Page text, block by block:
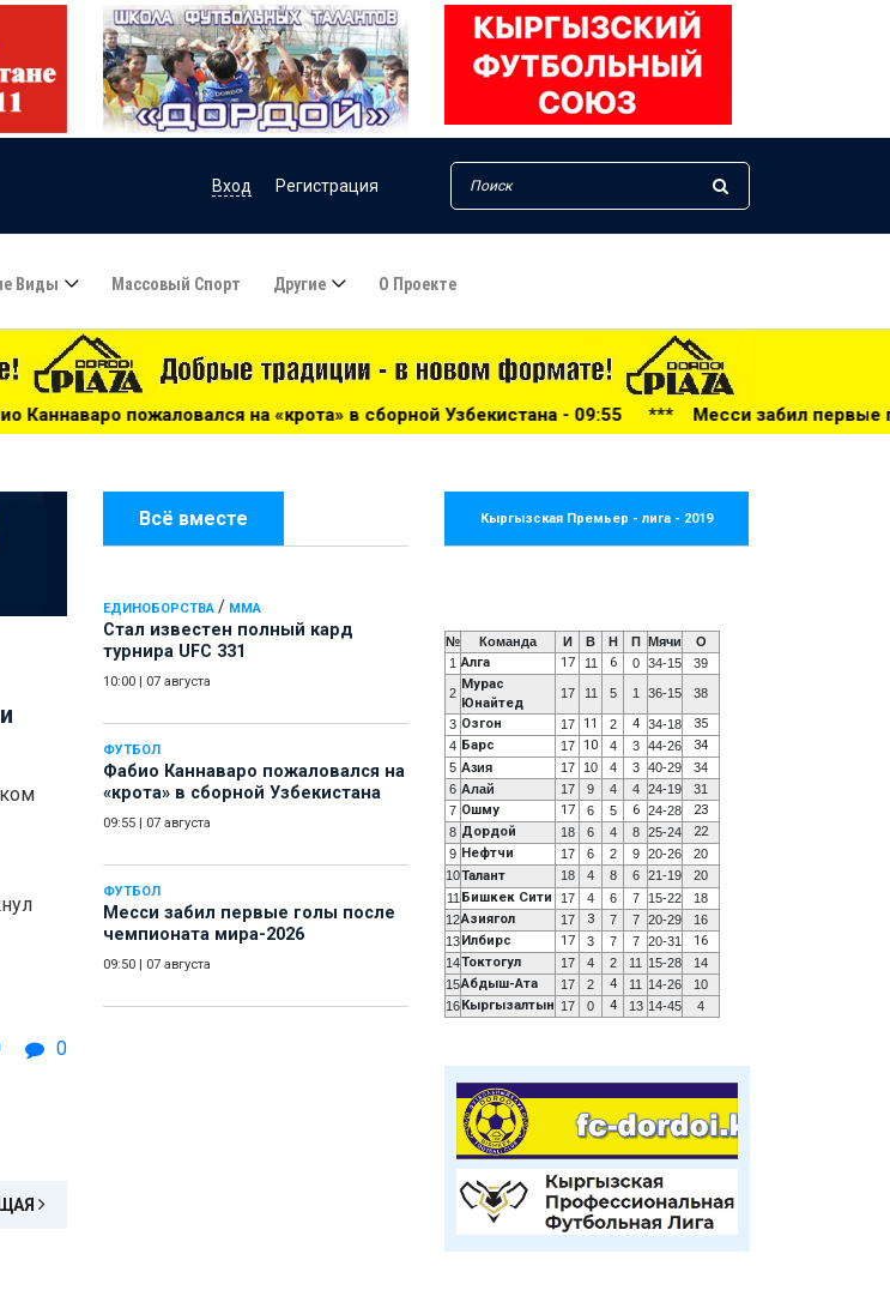
Вход Регистрация
Виды Массовый Спорт Другие О Проекте
на «крота» в сборной Узбекистана - 09:55 ***Месси забил первые голы после чемпионата
Всё вместе
ЕДИНОБОРСТВА / ММА
Стал известен полный кард
турнира UFC 331
10:00 07 августа
ФУТБОЛ
Фабио Каннаваро пожаловался на
«крота» в сборной Узбекистана
09:55 07 августа
ФУТБОЛ
Месси забил первые голы после
чемпионата мира-2026
09:50 07 августа
0
Кыргызская Премьер - лига - 2019
№ Команда И В Н П Мячи
О
1 Алга 17 11 6 0 34-15 39
2
Мурас
Юнайтед
17 11 5 1 36-15 38
3 Озгон 17 11 2 4 34-18 35
4 Барс 17 10 4 3 44-26 34
5 Азия 17 10 4 3 40-29
34
6 Алай 17 9 4 4 24-19
31
7 Ошму 17 6 5 6 24-28 23
8 Дордой 18 6 4 8 25-24 22
9 Нефтчи 17 6 2 9 20-26
20
10Талант 18 4 8 6 21-19
20
11 Бишкек Сити 17 4 6 7 15-22
18
12Азиягол 17 3 7 7 20-29
16
13 Илбирс 17 3 7 7 20-31 16
14Токтогул 17 4 2 11 15-28
14
15Абдыш-Ата 17 2 4 11 14-26
10
16 Кыргызалтын 17 0 4 13 14-45 4